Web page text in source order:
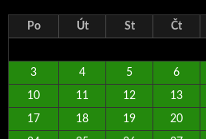
Po Út St Čt
3 4 5 6
10 11 12 13
17 18 19 20